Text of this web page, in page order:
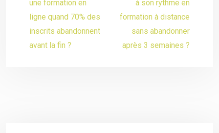
une formation en
ligne quand 70% des
inscrits abandonnent
avant la fin ?
à son rythme en
formation à distance
sans abandonner
après 3 semaines ?